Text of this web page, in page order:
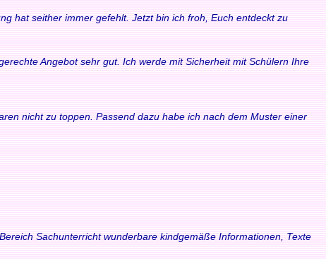
hat seither immer gefehlt. Jetzt bin ich froh, Euch entdeckt zu
Angebot sehr gut. Ich werde mit Sicherheit mit Schülern Ihre
nicht zu toppen. Passend dazu habe ich nach dem Muster einer
Sachunterricht wunderbare kindgemäße Informationen, Texte